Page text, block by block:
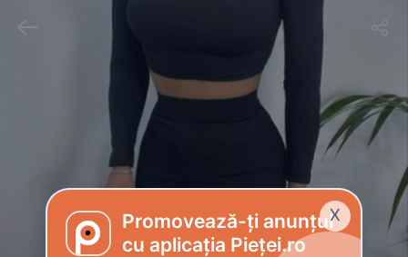
X
Promovează-ți anunțul
cu aplicația Pieței.ro